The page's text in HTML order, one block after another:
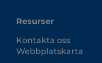
Resurser
Kontakta oss
Webbplatskarta